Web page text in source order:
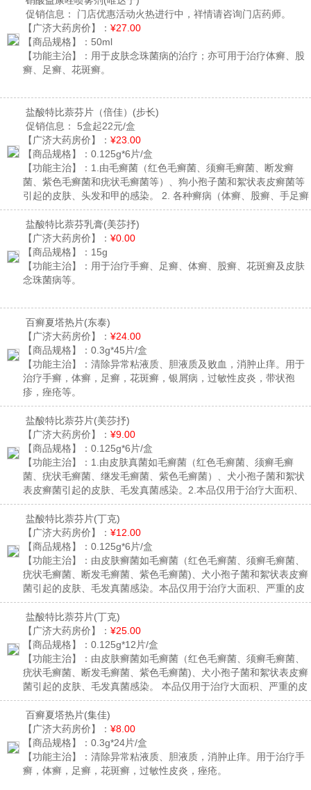
促销信息：
门店优惠活动火热进行中，祥情请咨询门店药师。
【广济大药房价】： ¥27.00
【商品规格】： 50ml
【功能主治】： 用于皮肤念珠菌病的治疗；亦可用于治疗体癣、股
癣、足癣、花斑癣。
盐酸特比萘芬片（倍佳） (步长)
促销信息：
5盒起22元/盒
【广济大药房价】： ¥23.00
【商品规格】： 0.125g*6片/盒
【功能主治】： 1.由毛癣菌（红色毛癣菌、须癣毛癣菌、断发癣
菌、紫色毛癣菌和疣状毛癣菌等）、狗小孢子菌和絮状表皮癣菌等
引起的皮肤、头发和甲的感染。 2. 各种癣病（体癣、股癣、手足癣
和头癣等）以及由念珠菌（白色念珠菌等）引起的皮肤酵母菌感
染。 3.由皮霉菌引起的甲癣（甲真菌感染）。
盐酸特比萘芬乳膏(美莎抒)
【广济大药房价】： ¥0.00
【商品规格】： 15g
【功能主治】： 用于治疗手癣、足癣、体癣、股癣、花斑癣及皮肤
念珠菌病等。
百癣夏塔热片(东泰)
【广济大药房价】： ¥24.00
【商品规格】： 0.3g*45片/盒
【功能主治】： 清除异常粘液质、胆液质及败血，消肿止痒。用于
治疗手癣，体癣，足癣，花斑癣，银屑病，过敏性皮炎，带状孢
疹，痤疮等。
盐酸特比萘芬片(美莎抒)
【广济大药房价】： ¥9.00
【商品规格】： 0.125g*6片/盒
【功能主治】： 1.由皮肤真菌如毛癣菌（红色毛癣菌、须癣毛癣
菌、疣状毛癣菌、继发毛癣菌、紫色毛癣菌）、犬小孢子菌和絮状
表皮癣菌引起的皮肤、毛发真菌感染。2.本品仅用于治疗大面积、
严重的皮肤癣菌感染（体癣、股癣、足癣、头癣）和念珠菌（如白
色假丝酵母）引起的皮肤酵母菌感染，根据感染部位、严重性和范
围考虑口服给药的必要性。3.皮肤癣菌（丝状真菌）感染引起的甲
癣。
盐酸特比萘芬片(丁克)
【广济大药房价】： ¥12.00
【商品规格】： 0.125g*6片/盒
【功能主治】： 由皮肤癣菌如毛癣菌（红色毛癣菌、须癣毛癣菌、
疣状毛癣菌、断发毛癣菌、紫色毛癣菌)、犬小孢子菌和絮状表皮癣
菌引起的皮肤、毛发真菌感染。本品仅用于治疗大面积、严重的皮
肤真菌感染(体癣、股癣、足癣、头癣)和念珠菌(如白色假丝酵母)引
起的皮肤酵母菌感染，根据感染部位、严重性和范围考虑口服给药
的必要性。皮肤癣菌(丝状真菌)感染引起的甲癣。
盐酸特比萘芬片(丁克)
【广济大药房价】： ¥25.00
【商品规格】： 0.125g*12片/盒
【功能主治】： 由皮肤癣菌如毛癣菌（红色毛癣菌、须癣毛癣菌、
疣状毛癣菌、断发毛癣菌、紫色毛癣菌)、犬小孢子菌和絮状表皮癣
菌引起的皮肤、毛发真菌感染。 本品仅用于治疗大面积、严重的皮
肤真菌感染(体癣、股癣、足癣、头癣)和念珠菌(如白色假丝酵母)引
起的皮肤酵母菌感染，根据感染部位、严重性和范围考虑口服给药
的必要性。 皮肤癣菌(丝状真菌)感染引起的甲癣。
百癣夏塔热片(集佳)
【广济大药房价】： ¥8.00
【商品规格】： 0.3g*24片/盒
【功能主治】： 清除异常粘液质、胆液质，消肿止痒。用于治疗手
癣，体癣，足癣，花斑癣，过敏性皮炎，痤疮。